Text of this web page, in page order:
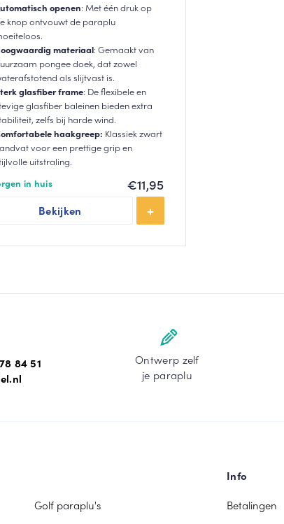
€11,95
openen: Met één druk op
knop ontvouwt de paraplu
materiaal: Gemaakt van
pongee doek, dat zowel
als slijtvast is.
glasfiber frame: De flexibele en
glasfiber baleinen bieden extra
zelfs bij harde wind.
haakgreep: Klassiek zwart
voor een prettige grip en
uitstraling.
in huis
Bekijken
84 51
Ontwerp zelf
je paraplu
Golf paraplu's
Info
Betalingen